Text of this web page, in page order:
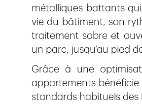
métalliques battants
vie du bâtiment, son
traitement sobre et
un parc, jusqu’au pied
Grâce à une
appartements bénéficie
standards habituels